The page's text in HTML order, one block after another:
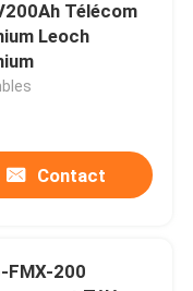
Télécom
Leoch
Contact
FMX-200